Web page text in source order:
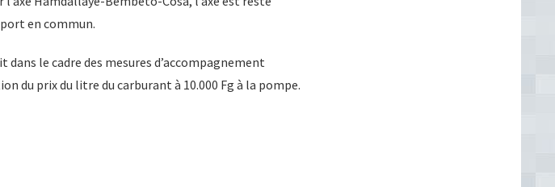
en commun.
dans le cadre des mesures d’accompagnement
du prix du litre du carburant à 10.000 Fg à la pompe.